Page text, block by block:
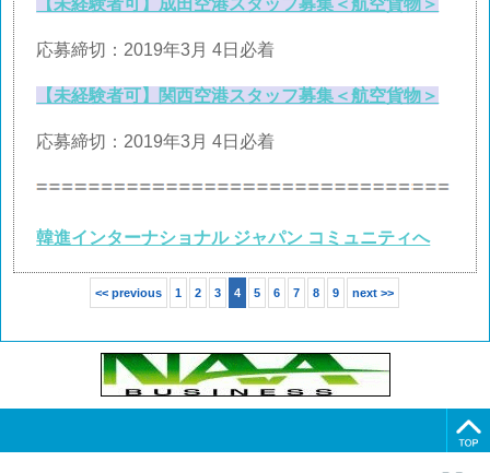
【未経験者可】成田空港スタッフ募集＜航空貨物＞
応募締切：2019年3月 4日必着
【未経験者可】関西空港スタッフ募集＜航空貨物＞
応募締切：2019年3月 4日必着
韓進インターナショナル ジャパン コミュニティへ
<< previous 1 2 3 4 5 6 7 8 9 next >>